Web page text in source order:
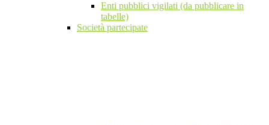
Enti pubblici vigilati (da pubblicare in
tabelle)
Società partecipate